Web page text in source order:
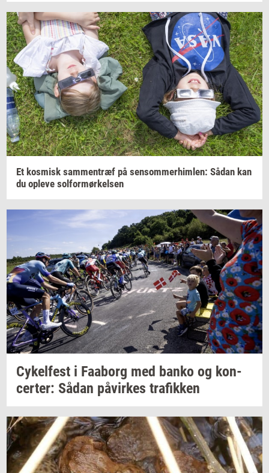
Et kos­misk sam­men­træf på sen­som­mer­him­len: Sådan kan
du op­le­ve sol­for­mør­kel­sen
Cy­kel­fest i Faa­borg med banko og kon­
cer­ter: Sådan på­vir­kes tra­fik­ken